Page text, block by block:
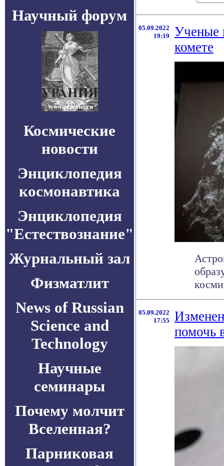
Научный форум
Космические
новости
Энциклопедия
космонавтика
Энциклопедия
"Естествознание"
Журнальный зал
Физматлит
News of Russian
Science and
Technology
Научные
семинары
Почему молчит
Вселенная?
Парниковая
05.09.2022
19:19
Ученые
комете
05.09.2022
17:55
помочь